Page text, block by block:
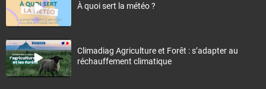
À quoi sert la météo ?
Climadiag Agriculture et Forêt : s’adapter au
réchauffement climatique